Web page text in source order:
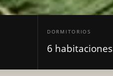
DORMITORIOS
6 habitaciones